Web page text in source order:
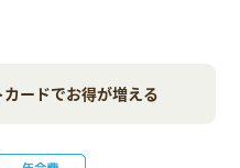
ードでお得が増える